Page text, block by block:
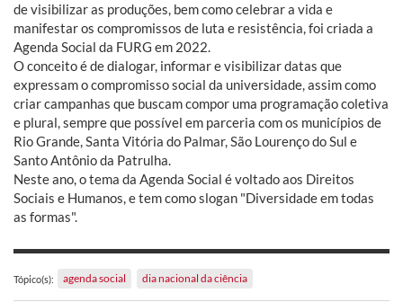
de visibilizar as produções, bem como celebrar a vida e
manifestar os compromissos de luta e resistência, foi criada a
Agenda Social da FURG em 2022.
O conceito é de dialogar, informar e visibilizar datas que
expressam o compromisso social da universidade, assim como
criar campanhas que buscam compor uma programação coletiva
e plural, sempre que possível em parceria com os municípios de
Rio Grande, Santa Vitória do Palmar, São Lourenço do Sul e
Santo Antônio da Patrulha.
Neste ano, o tema da Agenda Social é voltado aos Direitos
Sociais e Humanos, e tem como slogan "Diversidade em todas
as formas".
Tópico(s): agenda social dia nacional da ciência